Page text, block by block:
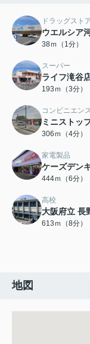
ドラッグスト
ウエルシア
38ｍ（1分）
スーパー
ライフ滝谷
193ｍ（3分）
コンビニエン
ミニストッ
306ｍ（4分）
家電製品
ケーズデン
444ｍ（6分）
高校
大阪府立 長
613ｍ（8分）
地図